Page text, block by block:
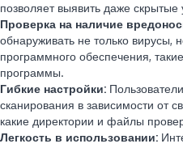
позволяет выявить даже скрытые
Проверка на наличие
обнаруживать не только вирусы,
программного обеспечения,
программы.
Гибкие настройки:
сканирования в зависимости от
какие директории и файлы
Легкость в использовании: